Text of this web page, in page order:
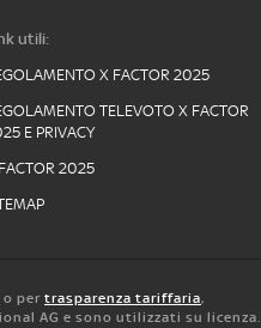
utili:
X FACTOR 2025
TELEVOTO X FACTOR
E PRIVACY
2025
o per trasparenza tariffaria,
AG e sono utilizzati su licenza.